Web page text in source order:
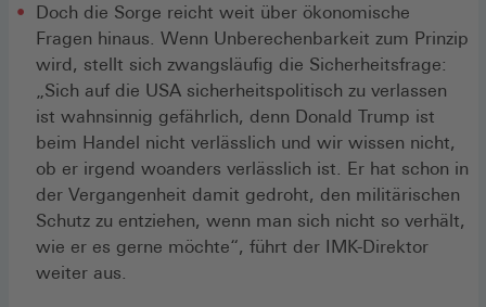
Doch die Sorge reicht weit über ökonomische
Fragen hinaus. Wenn Unberechenbarkeit zum Prinzip
wird, stellt sich zwangsläufig die Sicherheitsfrage:
„Sich auf die USA sicherheitspolitisch zu verlassen
ist wahnsinnig gefährlich, denn Donald Trump ist
beim Handel nicht verlässlich und wir wissen nicht,
ob er irgend woanders verlässlich ist. Er hat schon in
der Vergangenheit damit gedroht, den militärischen
Schutz zu entziehen, wenn man sich nicht so verhält,
wie er es gerne möchte“, führt der IMK-Direktor
weiter aus.